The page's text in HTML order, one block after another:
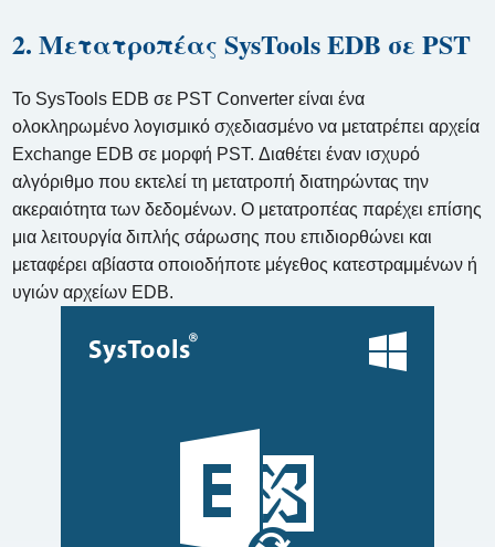
2. Μετατροπέας SysTools EDB σε PST
Το SysTools EDB σε PST Converter είναι ένα
ολοκληρωμένο λογισμικό σχεδιασμένο να μετατρέπει αρχεία
Exchange EDB σε μορφή PST. Διαθέτει έναν ισχυρό
αλγόριθμο που εκτελεί τη μετατροπή διατηρώντας την
ακεραιότητα των δεδομένων. Ο μετατροπέας παρέχει επίσης
μια λειτουργία διπλής σάρωσης που επιδιορθώνει και
μεταφέρει αβίαστα οποιοδήποτε μέγεθος κατεστραμμένων ή
υγιών αρχείων EDB.